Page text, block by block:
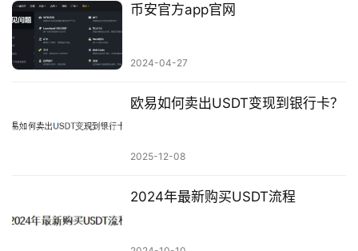
币安官方app官网
2024-04-27
欧易如何卖出USDT变现到银行卡？
2025-12-08
2024年最新购买USDT流程